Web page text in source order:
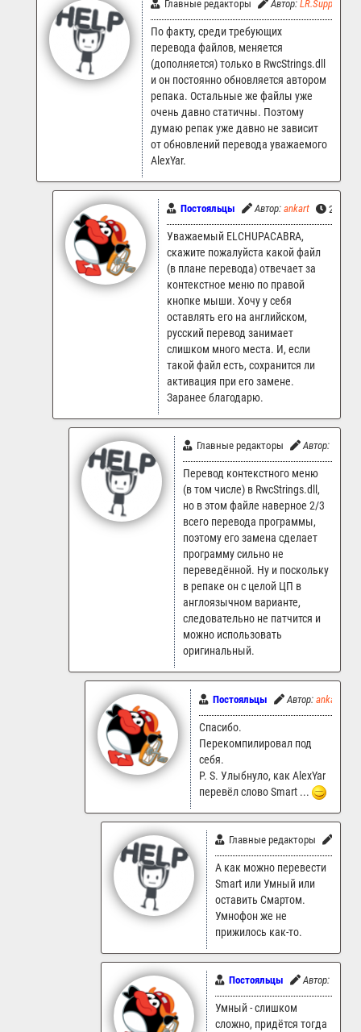
Главные редакторы Автор: LR.Support
По факту, среди требующих
перевода файлов, меняется
(дополняется) только в RwcStrings.dll
и он постоянно обновляется автором
репака. Остальные же файлы уже
очень давно статичны. Поэтому
думаю репак уже давно не зависит
от обновлений перевода уважаемого
AlexYar.
Постояльцы Автор: ankart
Уважаемый ELCHUPACABRA,
скажите пожалуйста какой файл
(в плане перевода) отвечает за
контекстное меню по правой
кнопке мыши. Хочу у себя
оставлять его на английском,
русский перевод занимает
слишком много места. И, если
такой файл есть, сохранится ли
активация при его замене.
Заранее благодарю.
Главные редакторы Автор:
Перевод контекстного меню
(в том числе) в RwcStrings.dll,
но в этом файле наверное 2/3
всего перевода программы,
поэтому его замена сделает
программу сильно не
переведённой. Ну и поскольку
в репаке он с целой ЦП в
англоязычном варианте,
следовательно не патчится и
можно использовать
оригинальный.
Постояльцы Автор: ankart
Спасибо.
Перекомпилировал под
себя.
P. S. Улыбнуло, как AlexYar
перевёл слово Smart ...
Главные редакторы
А как можно перевести
Smart или Умный или
оставить Смартом.
Умнофон же не
прижилось как-то.
Постояльцы Автор:
Умный - слишком
сложно, придётся тогда